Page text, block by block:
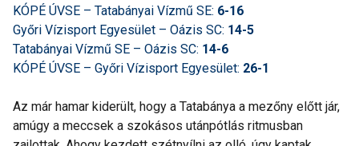
KÓPÉ ÚVSE – Tatabányai Vízmű SE: 6-16
Győri Vízisport Egyesület – Oázis SC: 14-5
Tatabányai Vízmű SE – Oázis SC: 14-6
KÓPÉ ÚVSE – Győri Vízisport Egyesület: 26-1
Az már hamar kiderült, hogy a Tatabánya a mezőny előtt jár,
amúgy a meccsek a szokásos utánpótlás ritmusban